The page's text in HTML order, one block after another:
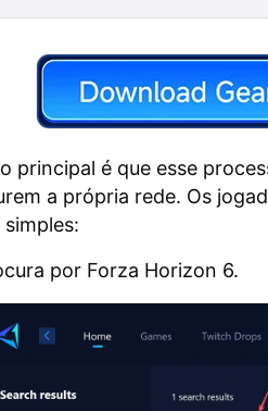
principal é que esse
a própria rede. Os
simples:
por Forza Horizon 6.